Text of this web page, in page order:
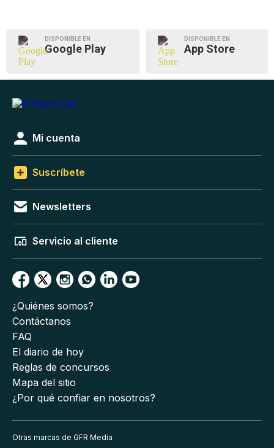
DISPONIBLE EN
Google Play
DISPONIBLE EN
App Store
Mi cuenta
Suscríbete
Newsletters
Servicio al cliente
¿Quiénes somos?
Contáctanos
FAQ
El diario de hoy
Reglas de concursos
Mapa del sitio
¿Por qué confiar en nosotros?
Otras marcas de GFR Media